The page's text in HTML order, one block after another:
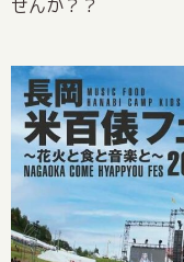
せんか？？